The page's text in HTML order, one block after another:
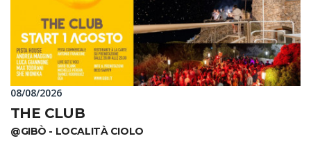
08/08/2026
THE CLUB
@GIBÒ - LOCALITÀ CIOLO